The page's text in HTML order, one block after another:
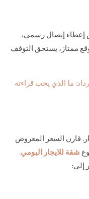
إعطاء إيصال رسمي،
ممتاز، يستحق التوقف
ما الذي يجب قراءته
قارن السعر المعروض
شقة للايجار اليومي.
إلى: